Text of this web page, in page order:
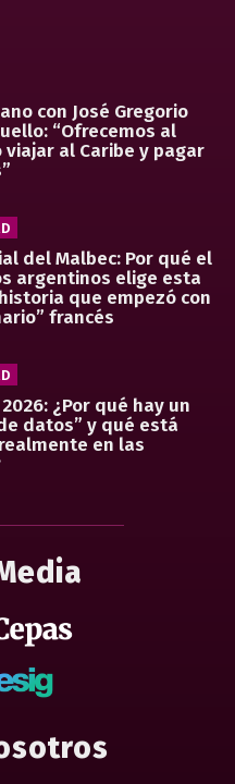
con José Gregorio
“Ofrecemos al
al Caribe y pagar
del Malbec: Por qué el
argentinos elige esta
que empezó con
francés
¿Por qué hay un
datos” y qué está
en las